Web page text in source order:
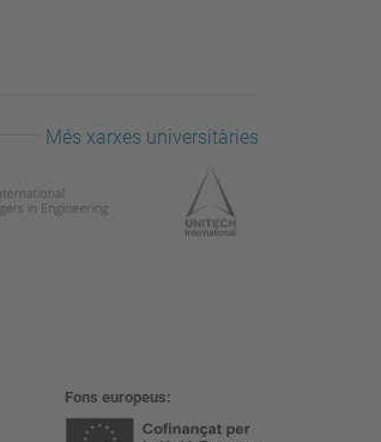
Més xarxes universitàries
Fons europeus